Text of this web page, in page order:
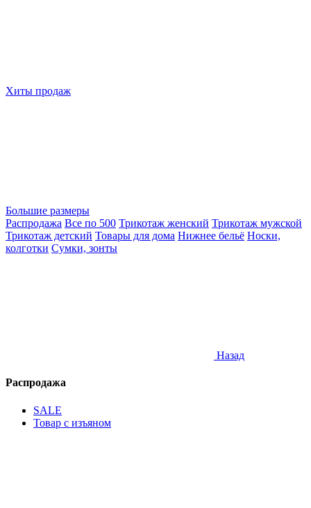
Хиты продаж
Большие размеры
Распродажа Все по 500 Трикотаж женский Трикотаж мужской
Трикотаж детский Товары для дома Нижнее бельё Носки,
колготки Сумки, зонты
Назад
Распродажа
SALE
Товар с изъяном